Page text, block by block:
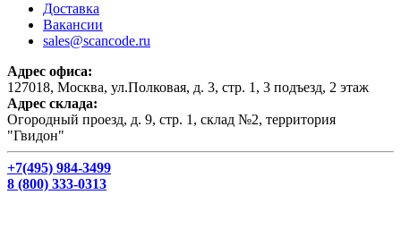
Доставка
Вакансии
sales@scancode.ru
Адрес офиса:
127018, Москва, ул.Полковая, д. 3, стр. 1, 3 подъезд, 2 этаж
Адрес склада:
Огородный проезд, д. 9, стр. 1, склад №2, территория
"Гвидон"
+7(495) 984-3499
8 (800) 333-0313